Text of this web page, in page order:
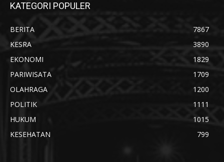
KATEGORI POPULER
BERITA
7867
KESRA
3890
EKONOMI
1829
PARIWISATA
1709
OLAHRAGA
1200
POLITIK
1111
HUKUM
1015
KESEHATAN
799